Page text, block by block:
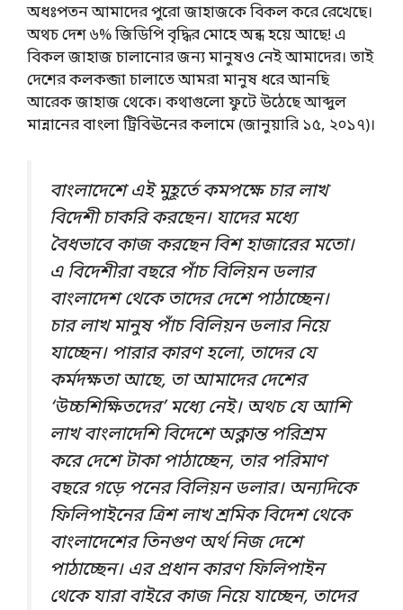
অধঃপতন আমাদের পুরো জাহাজকে বিকল করে রেখেছে।
অথচ দেশ ৬% জিডিপি বৃদ্ধির মোহে অন্ধ হয়ে আছে! এ
বিকল জাহাজ চালানোর জন্য মানুষও নেই আমাদের। তাই
দেশের কলকব্জা চালাতে আমরা মানুষ ধরে আনছি
আরেক জাহাজ থেকে। কথাগুলো ফুটে উঠেছে আব্দুল
মান্নানের বাংলা ট্রিবিঊনের কলামে (জানুয়ারি ১৫, ২০১৭)।
বাংলাদেশে এই মুহূর্তে কমপক্ষে চার লাখ
বিদেশী চাকরি করছেন। যাদের মধ্যে
বৈধভাবে কাজ করছেন বিশ হাজারের মতো।
এ বিদেশীরা বছরে পাঁচ বিলিয়ন ডলার
বাংলাদেশ থেকে তাদের দেশে পাঠাচ্ছেন।
চার লাখ মানুষ পাঁচ বিলিয়ন ডলার নিয়ে
যাচ্ছেন। পারার কারণ হলো, তাদের যে
কর্মদক্ষতা আছে, তা আমাদের দেশের
‘উচ্চশিক্ষিতদের’ মধ্যে নেই। অথচ যে আশি
লাখ বাংলাদেশি বিদেশে অক্লান্ত পরিশ্রম
করে দেশে টাকা পাঠাচ্ছেন, তার পরিমাণ
বছরে গড়ে পনের বিলিয়ন ডলার। অন্যদিকে
ফিলিপাইনের ত্রিশ লাখ শ্রমিক বিদেশ থেকে
বাংলাদেশের তিনগুণ অর্থ নিজ দেশে
পাঠাচ্ছেন। এর প্রধান কারণ ফিলিপাইন
থেকে যারা বাইরে কাজ নিয়ে যাচ্ছেন, তাদের